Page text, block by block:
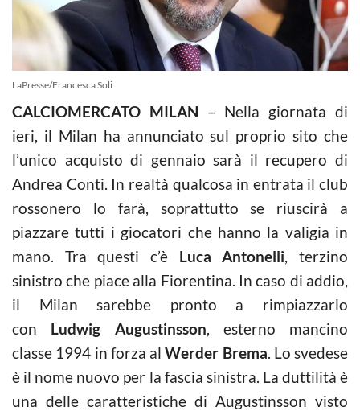
LaPresse/Francesca Soli
CALCIOMERCATO MILAN – Nella giornata di
ieri, il Milan ha annunciato sul proprio sito che
l’unico acquisto di gennaio sarà il recupero di
Andrea Conti. In realtà qualcosa in entrata il club
rossonero lo farà, soprattutto se riuscirà a
piazzare tutti i giocatori che hanno la valigia in
mano. Tra questi c’è Luca Antonelli, terzino
sinistro che piace alla Fiorentina. In caso di addio,
il Milan sarebbe pronto a rimpiazzarlo
con Ludwig Augustinsson, esterno mancino
classe 1994 in forza alWerder Brema. Lo svedese
è il nome nuovo per la fascia sinistra. La duttilità è
una delle caratteristiche di Augustinsson visto